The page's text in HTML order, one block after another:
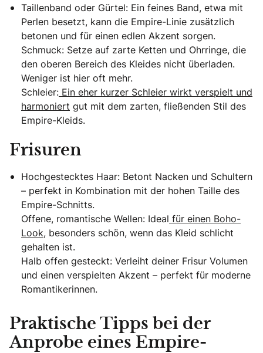
Taillenband oder Gürtel: Ein feines Band, etwa mit
Perlen besetzt, kann die Empire-Linie zusätzlich
betonen und für einen edlen Akzent sorgen.
Schmuck: Setze auf zarte Ketten und Ohrringe, die
den oberen Bereich des Kleides nicht überladen.
Weniger ist hier oft mehr.
Schleier: Ein eher kurzer Schleier wirkt verspielt und
harmoniert gut mit dem zarten, fließenden Stil des
Empire-Kleids.
Frisuren
Hochgestecktes Haar: Betont Nacken und Schultern
– perfekt in Kombination mit der hohen Taille des
Empire-Schnitts.
Offene, romantische Wellen: Ideal für einen Boho-
Look, besonders schön, wenn das Kleid schlicht
gehalten ist.
Halb offen gesteckt: Verleiht deiner Frisur Volumen
und einen verspielten Akzent – perfekt für moderne
Romantikerinnen.
Praktische Tipps bei der
Anprobe eines Empire-